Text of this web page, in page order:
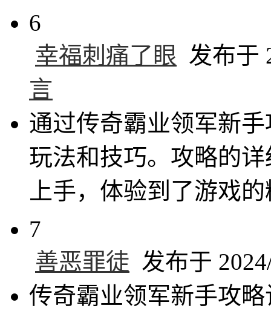
6
幸福刺痛了眼 发布于
言
通过传奇霸业领军新
玩法和技巧。攻略的
上手，体验到了游戏
7
善恶罪徒 发布于
传奇霸业领军新手攻